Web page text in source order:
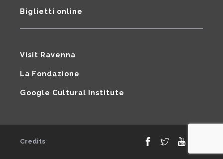
Biglietti online
Visit Ravenna
La Fondazione
Google Cultural Institute
Credits